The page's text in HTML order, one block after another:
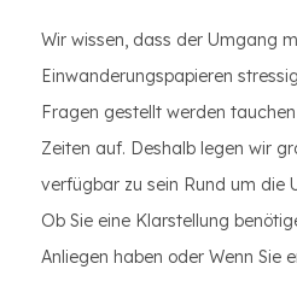
Wir wissen, dass der Umgang
Einwanderungspapieren
Fragen gestellt werden
Zeiten auf. Deshalb legen wir
verfügbar zu sein Rund um die
Ob Sie eine Klarstellung
Anliegen haben oder Wenn Sie